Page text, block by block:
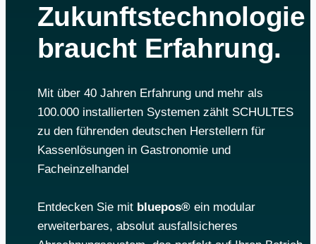
Zukunftstechnologie
braucht Erfahrung.
Mit über 40 Jahren Erfahrung und mehr als
100.000 installierten Systemen zählt SCHULTES
zu den führenden deutschen Herstellern für
Kassenlösungen in Gastronomie und
Facheinzelhandel
Entdecken Sie mit bluepos®ein modular
erweiterbares, absolut ausfallsicheres